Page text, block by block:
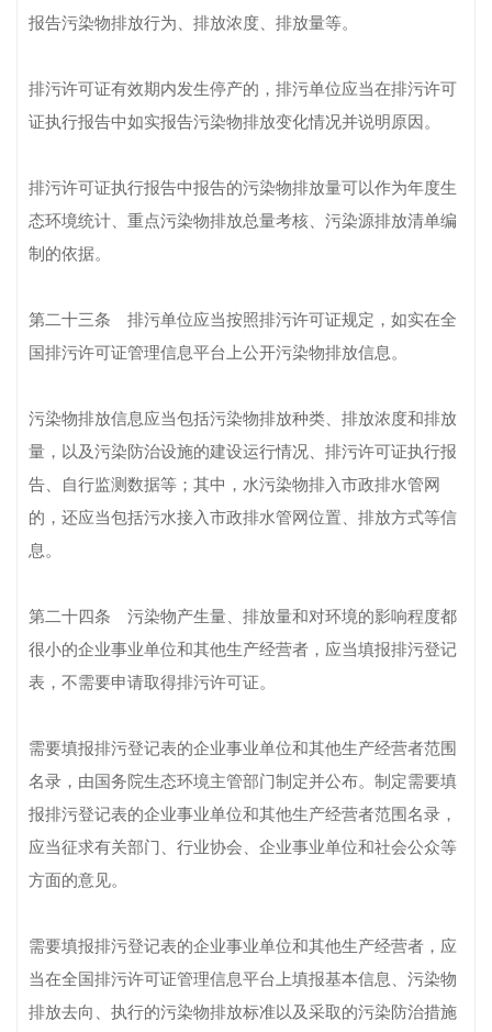
报告污染物排放行为、排放浓度、排放量等。
排污许可证有效期内发生停产的，排污单位应当在排污许可
证执行报告中如实报告污染物排放变化情况并说明原因。
排污许可证执行报告中报告的污染物排放量可以作为年度生
态环境统计、重点污染物排放总量考核、污染源排放清单编
制的依据。
第二十三条 排污单位应当按照排污许可证规定，如实在全
国排污许可证管理信息平台上公开污染物排放信息。
污染物排放信息应当包括污染物排放种类、排放浓度和排放
量，以及污染防治设施的建设运行情况、排污许可证执行报
告、自行监测数据等；其中，水污染物排入市政排水管网
的，还应当包括污水接入市政排水管网位置、排放方式等信
息。
第二十四条 污染物产生量、排放量和对环境的影响程度都
很小的企业事业单位和其他生产经营者，应当填报排污登记
表，不需要申请取得排污许可证。
需要填报排污登记表的企业事业单位和其他生产经营者范围
名录，由国务院生态环境主管部门制定并公布。制定需要填
报排污登记表的企业事业单位和其他生产经营者范围名录，
应当征求有关部门、行业协会、企业事业单位和社会公众等
方面的意见。
需要填报排污登记表的企业事业单位和其他生产经营者，应
当在全国排污许可证管理信息平台上填报基本信息、污染物
排放去向、执行的污染物排放标准以及采取的污染防治措施